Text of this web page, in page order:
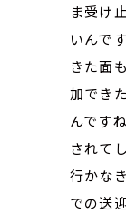
ま受け
いんで
きた面
加でき
んです
されて
行かな
での送